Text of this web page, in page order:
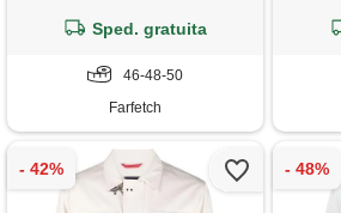
Sped. gratuita
46-48-50
Farfetch